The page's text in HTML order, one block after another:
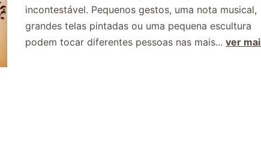
incontestável. Pequenos gestos, uma nota musical,
grandes telas pintadas ou uma pequena escultura
podem tocar diferentes pessoas nas mais...ver